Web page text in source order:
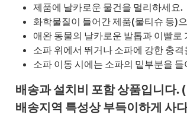
제품에 날카로운 물건을 멀리하세요.
화학물질이 들어간 제품(물티슈 등)
애완 동물의 날카로운 발톱과 이빨
소파 위에서 뛰거나 소파에 강한 충
소파 이동 시에는 소파의 밑부분을
배송과 설치비 포함 상품입니다.
배송지역 특성상 부득이하게 사